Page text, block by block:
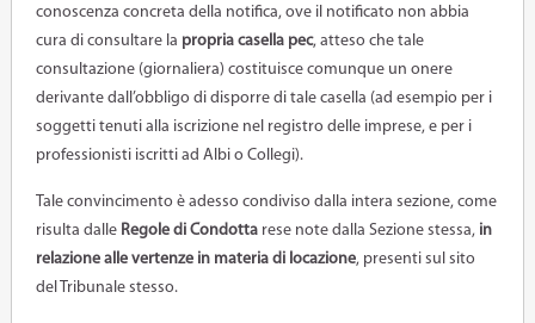
conoscenza concreta della notifica, ove il notificato non abbia
cura di consultare la propria casella pec, atteso che tale
consultazione (giornaliera) costituisce comunque un onere
derivante dall’obbligo di disporre di tale casella (ad esempio per i
soggetti tenuti alla iscrizione nel registro delle imprese, e per i
professionisti iscritti ad Albi o Collegi).
Tale convincimento è adesso condiviso dalla intera sezione, come
risulta dalle Regole di Condottarese note dalla Sezione stessa, in
relazione alle vertenze in materia di locazione, presenti sul sito
del Tribunale stesso.